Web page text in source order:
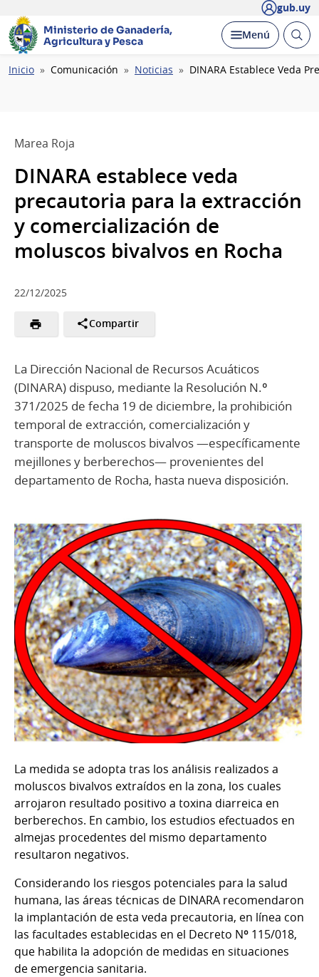
gub.uy
Ministerio de Ganadería,
Agricultura y Pesca
Desplegar
Menú Abrir
Ruta
Inicio Comunicación Noticias DINARA Establece Veda
Marea Roja
DINARA establece veda
precautoria para la extracción
y comercialización de
moluscos bivalvos en Rocha
22/12/2025
Compartir
La Dirección Nacional de Recursos Acuáticos
(DINARA) dispuso, mediante la Resolución N.º
371/2025 de fecha 19 de diciembre, la prohibición
temporal de extracción, comercialización y
transporte de moluscos bivalvos —específicamente
mejillones y berberechos— provenientes del
departamento de Rocha, hasta nueva disposición.
La medida se adopta tras los análisis realizados a
moluscos bivalvos extraídos en la zona, los cuales
arrojaron resultado positivo a toxina diarreica en
berberechos. En cambio, los estudios efectuados en
almejas procedentes del mismo departamento
resultaron negativos.
Considerando los riesgos potenciales para la salud
humana, las áreas técnicas de DINARA recomendaron
la implantación de esta veda precautoria, en línea con
las facultades establecidas en el Decreto Nº 115/018,
que habilita la adopción de medidas en situaciones
de emergencia sanitaria.